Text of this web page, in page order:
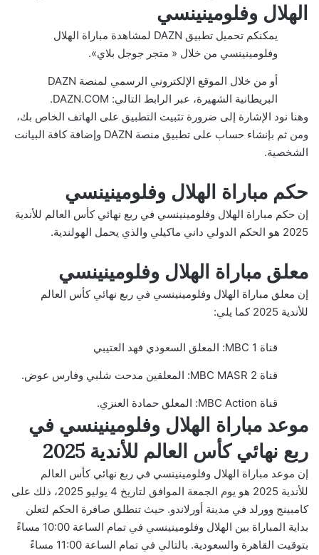
الهلال وفلومينينسي
يمكنكم تحميل تطبيق DAZN لمشاهدة مباراة الهلال
وفلومينينسي من خلال « متجر جوجل بلاي».
أو من خلال الموقع الإلكتروني الرسمي لمنصة DAZN
البريطانية الشهيرة، عبر الرابط التالي: DAZN.COM
.
وهنا نود الإشارة إلى ضرورة تثبيت التطبيق على الهاتف الخاص بك،
ومن ثم بإنشاء حساب على تطبيق منصة DAZN وإضافة كافة البيانت
الشخصية.
حكم مباراة الهلال وفلومينينسي
إن حكم مباراة الهلال وفلومينينسي في ربع نهائي كأس العالم للأندية
2025 هو الحكم الدولي داني ماكيلي والذي يحمل الهولندية.
معلق مباراة الهلال وفلومينينسي
إن معلق مباراة الهلال وفلومينينسي في ربع نهائي كأس العالم
للأندية 2025 كما يلي:
قناة MBC 1: المعلق السعودي فهد العتيبي
قناة MBC MASR 2: المعلقين مدحت شلبي وفارس عوض.
قناة MBC Action: المعلق حمادة العنزي.
موعد مباراة الهلال وفلومينينسي في
ربع نهائي كأس العالم للأندية 2025
إن موعد مباراة الهلال وفلومينينسي في ربع نهائي كأس العالم
للأندية 2025 هو يوم الجمعة الموافق لتاريخ 4 يوليو 2025، ذلك على
كامبينج وورلد في مدينة أورلاندو. حيث تنطلق صافرة الحكم لتعلن
بداية المباراة بين الهلال وفلومينينسي في تمام الساعة 10:00 مساءً
بتوقيت القاهرة والسعودية. بالتالي في تمام الساعة 11:00 مساءً